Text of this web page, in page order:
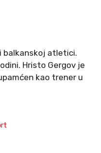
balkanskoj atletici.
Hristo Gergov je
kao trener u